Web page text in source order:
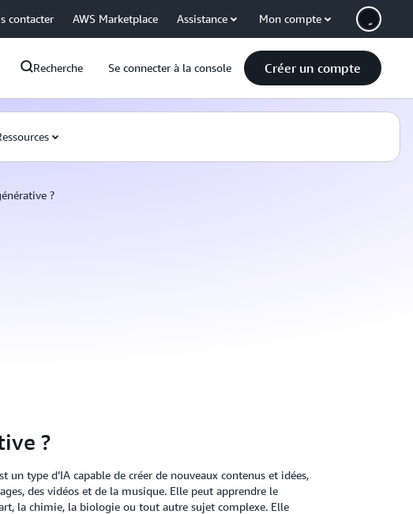
contacter AWS Marketplace Assistance Mon compte
Recherche Se connecter à la console Créer un compte
?
?
un type d’IA capable de créer de nouveaux contenus et idées,
des vidéos et de la musique. Elle peut apprendre le
la chimie, la biologie ou tout autre sujet complexe. Elle